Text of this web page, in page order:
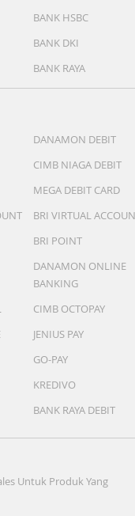
BANK HSBC
BANK DKI
BANK RAYA
DANAMON DEBIT
CIMB NIAGA DEBIT
MEGA DEBIT CARD
BRI VIRTUAL
BRI POINT
DANAMON ONLINE
BANKING
CIMB OCTOPAY
JENIUS PAY
GO-PAY
KREDIVO
BANK RAYA DEBIT
Untuk Produk Yang